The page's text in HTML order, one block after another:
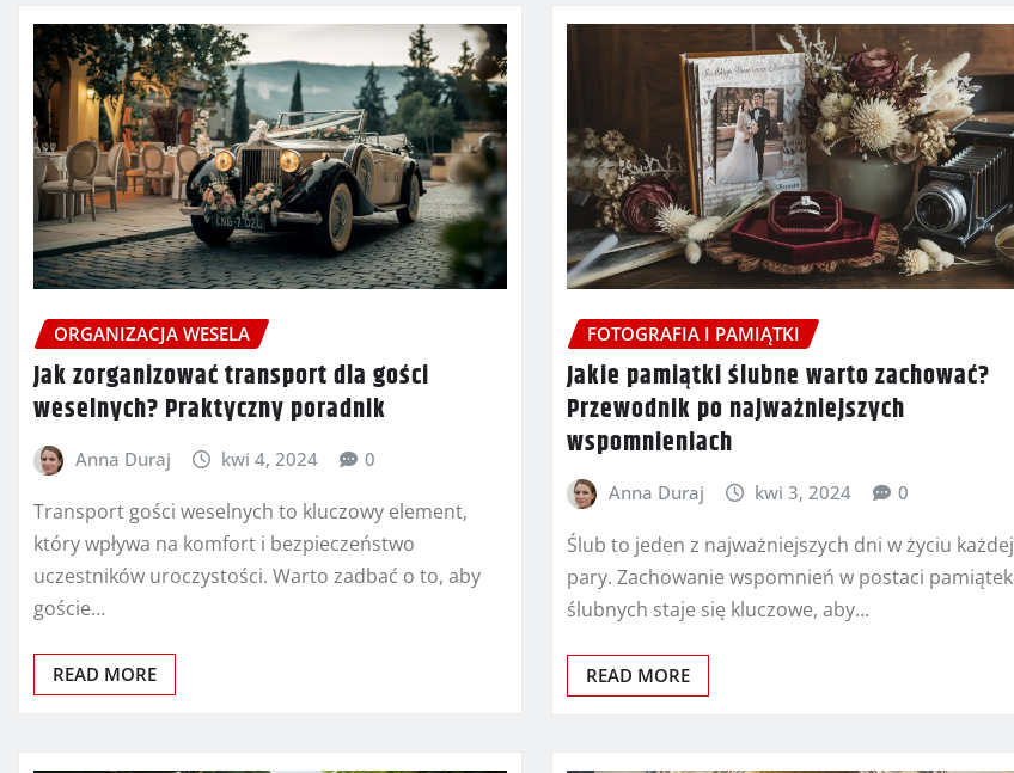
ORGANIZACJA WESELA
Jak zorganizować transport dla gości
weselnych? Praktyczny poradnik
Anna Duraj kwi 4, 2024 0
Transport gości weselnych to kluczowy element,
który wpływa na komfort i bezpieczeństwo
uczestników uroczystości. Warto zadbać o to, aby
goście…
READ MORE
FOTOGRAFIA I PAMIĄTKI
Jakie pamiątki ślubne warto zachować?
Przewodnik po najważniejszych
wspomnieniach
Anna Duraj kwi 3, 2024 0
Ślub to jeden z najważniejszych dni w życiu każdej
pary. Zachowanie wspomnień w postaci pamiątek
ślubnych staje się kluczowe, aby…
READ MORE